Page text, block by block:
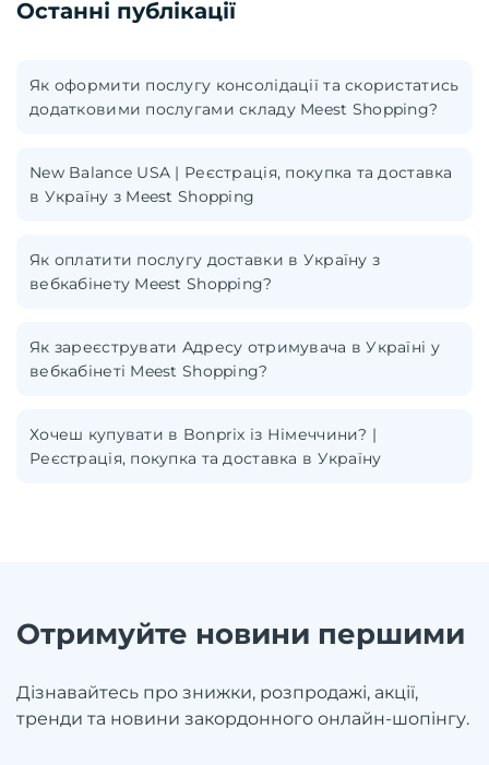
Останні публікації
Як оформити послугу консолідації та скористатись
додатковими послугами складу Meest Shopping?
New Balance USA | Реєстрація, покупка та доставка
в Україну з Meest Shopping
Як оплатити послугу доставки в Україну з
вебкабінету Meest Shopping?
Як зареєструвати Адресу отримувача в Україні у
вебкабінеті Meest Shopping?
Хочеш купувати в Bonprix із Німеччини? |
Реєстрація, покупка та доставка в Україну
Отримуйте новини першими
Дізнавайтесь про знижки, розпродажі, акції,
тренди та новини закордонного онлайн-шопінгу.